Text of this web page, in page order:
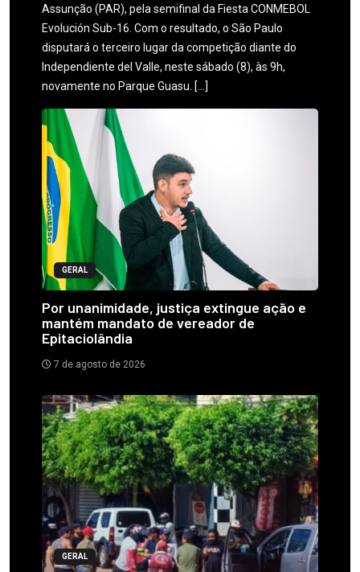
Assunção (PAR), pela semifinal da Fiesta CONMEBOL
Evolución Sub-16. Com o resultado, o São Paulo
disputará o terceiro lugar da competição diante do
Independiente del Valle, neste sábado (8), às 9h,
novamente no Parque Guasu. […]
GERAL
Por unanimidade, justiça extingue ação e
mantém mandato de vereador de
Epitaciolândia
7 de agosto de 2026
GERAL